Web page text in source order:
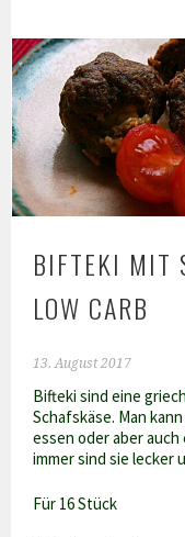
BIFTEKI MIT
LOW CARB
13. August 2017
Bifteki sind eine
Schafskäse. Man
essen oder aber
immer sind sie lecker
Für 16 Stück